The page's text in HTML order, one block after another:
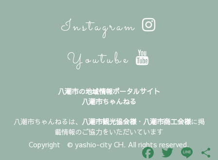
Instagram
Youtube
八潮市の地域情報ポータルサイト
八潮市ちゃんねる
八潮市ちゃんねるは、 八潮市観光協会様・ 八潮市商工会様に掲
載情報のご協力をいただいています
Copyright © yashio-city CH. All rights reserved.
Facebook
TwitterLine